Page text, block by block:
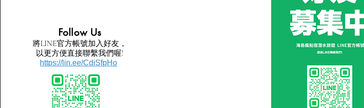
​Follow Us
將LINE官方帳號加入好友，
以更方便直接聯繫我們喔!
https://lin.ee/CdiSfpHo